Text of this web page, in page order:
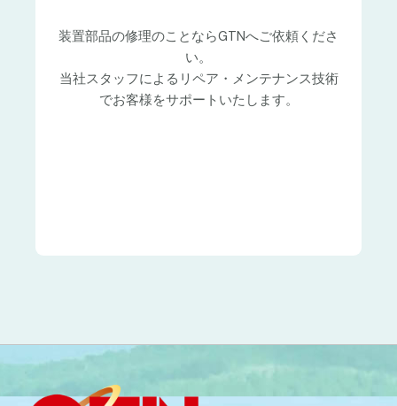
装置部品の修理のことならGTNへご依頼くださ
い。
当社スタッフによるリペア・メンテナンス技術
でお客様をサポートいたします。